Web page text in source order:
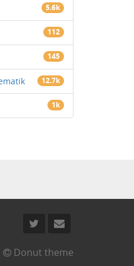
5.6k
112
145
12.7k
1k
Donut theme